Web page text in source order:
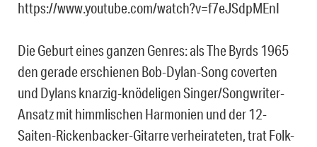
https://www.youtube.com/watch?v=f7eJSdpMEnI
Die Geburt eines ganzen Genres: als The Byrds 1965
den gerade erschienen Bob-Dylan-Song coverten
und Dylans knarzig-knödeligen Singer/Songwriter-
Ansatz mit himmlischen Harmonien und der 12-
Saiten-Rickenbacker-Gitarre verheirateten, trat Folk-